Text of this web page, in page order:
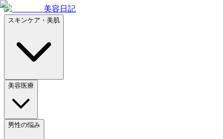
美容日記
スキンケア・美肌
美容医療
男性の悩み